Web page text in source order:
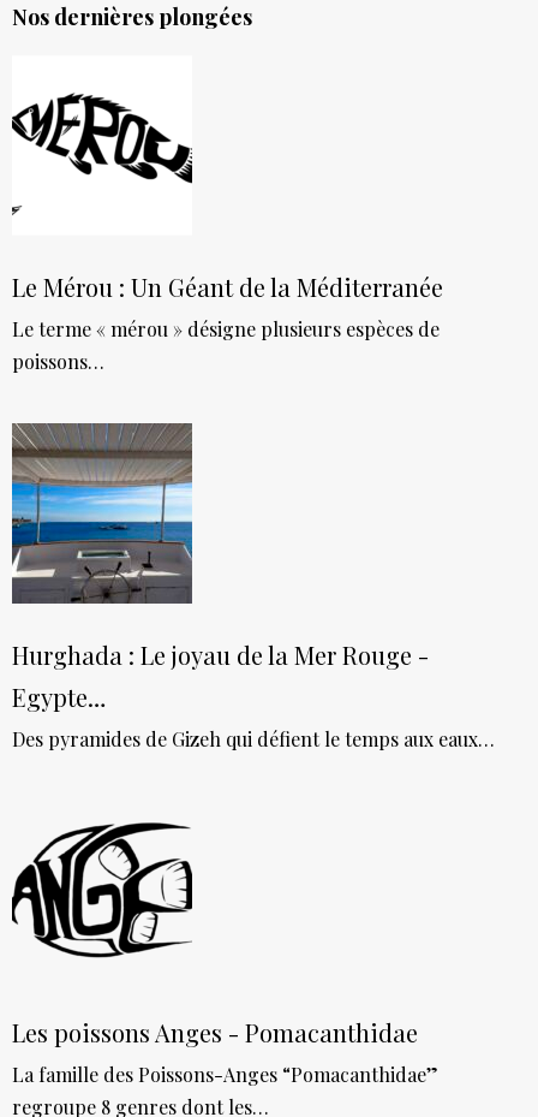
Nos dernières plongées
Le Mérou : Un Géant de la Méditerranée
Le terme « mérou » désigne plusieurs espèces de
poissons…
Hurghada : Le joyau de la Mer Rouge -
Egypte…
Des pyramides de Gizeh qui défient le temps aux eaux…
Les poissons Anges - Pomacanthidae
La famille des Poissons-Anges “Pomacanthidae”
regroupe 8 genres dont les…